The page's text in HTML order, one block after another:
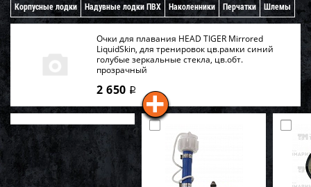
Корпусные лодки
Надувные лодки ПВХ Наколенники Перчатки Шлемы
Очки для плавания HEAD TIGER Mirrored
LiquidSkin, для тренировок цв.рамки синий
голубые зеркальные стекла, цв.обт.
прозрачный
2 650 i